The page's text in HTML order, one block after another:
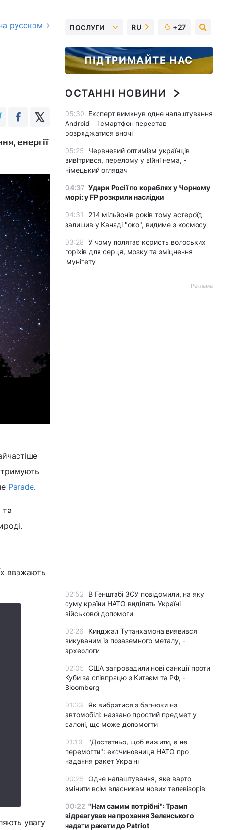
русском
енергії
Parade.
та
вважають
увагу
ПОСЛУГИ RU +27
ПІДТРИМАЙТЕ НАС
ОСТАННІ НОВИНИ
05:30 Експерт вимкнув одне налаштування
Android – і смартфон перестав
розряджатися вночі
05:25
Червневий оптимізм українців
вивітрився, перелому у війні нема, -
німецький оглядач
04:37 Удари Росії по кораблях у Чорному
морі: у FP розкрили наслідки
04:31
214 мільйонів років тому астероїд
залишив у Канаді "око", видиме з космосу
03:28 У чому полягає користь волоських
горіхів для серця, мозку та зміцнення
імунітету
Реклама
02:52
В Генштабі ЗСУ повідомили, на яку
суму країни НАТО виділять Україні
військової допомоги
02:26
Кинджал Тутанхамона виявився
викуваним із позаземного металу, -
археологи
02:05 США запровадили нові санкції проти
Куби за співпрацю з Китаєм та РФ, -
Bloomberg
01:23
Як вибратися з багнюки на
автомобілі: названо простий предмет у
салоні, що може допомогти
01:19
"Достатньо, щоб вижити, а не
перемогти": ексчиновниця НАТО про
надання ракет Україні
00:25 Одне налаштування, яке варто
змінити всім власникам нових телевізорів
00:22 "Нам самим потрібні": Трамп
відреагував на прохання Зеленського
надати ракети до Patriot